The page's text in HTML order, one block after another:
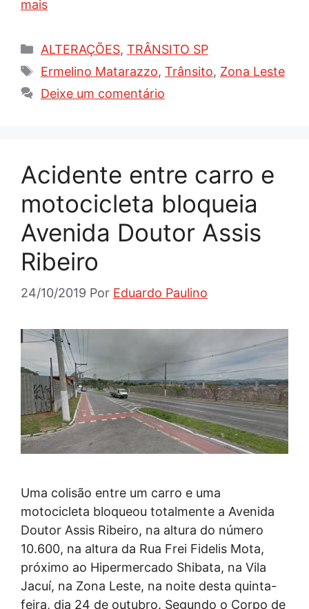
mais
Categorias
ALTERAÇÕES, TRÂNSITO SP
Tags
Ermelino Matarazzo, Trânsito, Zona Leste
Deixe um comentário
Acidente entre carro e
motocicleta bloqueia
Avenida Doutor Assis
Ribeiro
24/10/2019 Por Eduardo Paulino
Uma colisão entre um carro e uma
motocicleta bloqueou totalmente a Avenida
Doutor Assis Ribeiro, na altura do número
10.600, na altura da Rua Frei Fidelis Mota,
próximo ao Hipermercado Shibata, na Vila
Jacuí, na Zona Leste, na noite desta quinta-
feira, dia 24 de outubro. Segundo o Corpo de